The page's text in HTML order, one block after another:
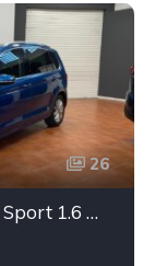
26
Volkswagen Touran Sport 1.6 TDI BMT 110cv